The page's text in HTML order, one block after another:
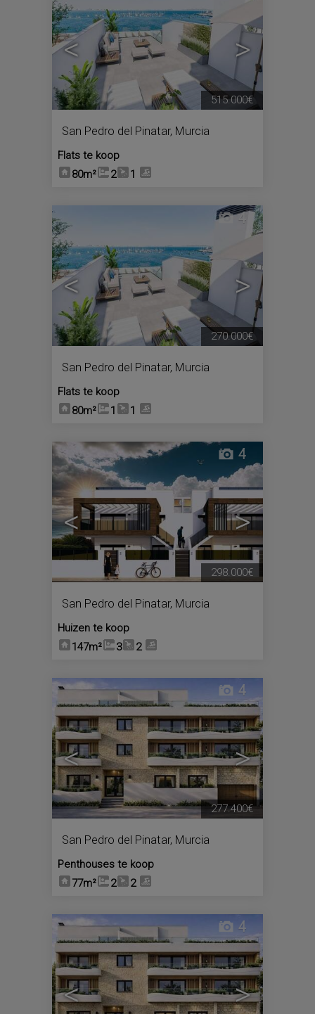
< >
San Pedro del Pinatar, Murcia
Flats te koop
80m²
2 1
515.000€
< >
4
San Pedro del Pinatar, Murcia
Flats te koop
80m²
1 1
270.000€
< >
4
San Pedro del Pinatar, Murcia
Huizen te koop
147m²
3 2
298.000€
< >
4
San Pedro del Pinatar, Murcia
Penthouses te koop
77m²
2 2
277.400€
< >
4